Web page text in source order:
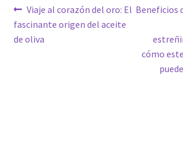
Post
navigation
Previous
post:
Viaje al corazón del oro: El
fascinante origen del aceite
de oliva
Next
Beneficios
cómo